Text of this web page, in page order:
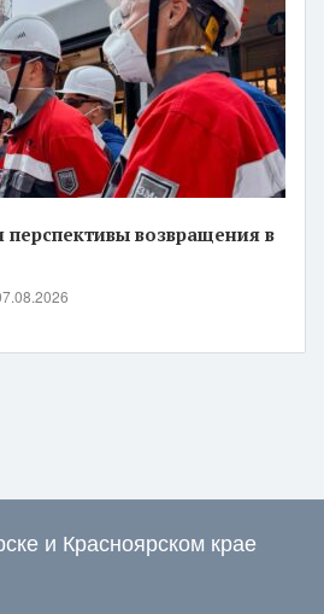
возвращения в
и Красноярском крае